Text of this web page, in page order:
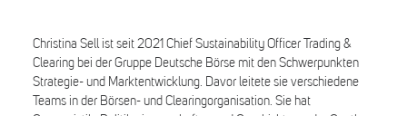
Christina Sell ist seit 2021 Chief Sustainability Officer Trading &
Clearing bei der Gruppe Deutsche Börse mit den Schwerpunkten
Strategie- und Marktentwicklung. Davor leitete sie verschiedene
Teams in der Börsen- und Clearingorganisation. Sie hat